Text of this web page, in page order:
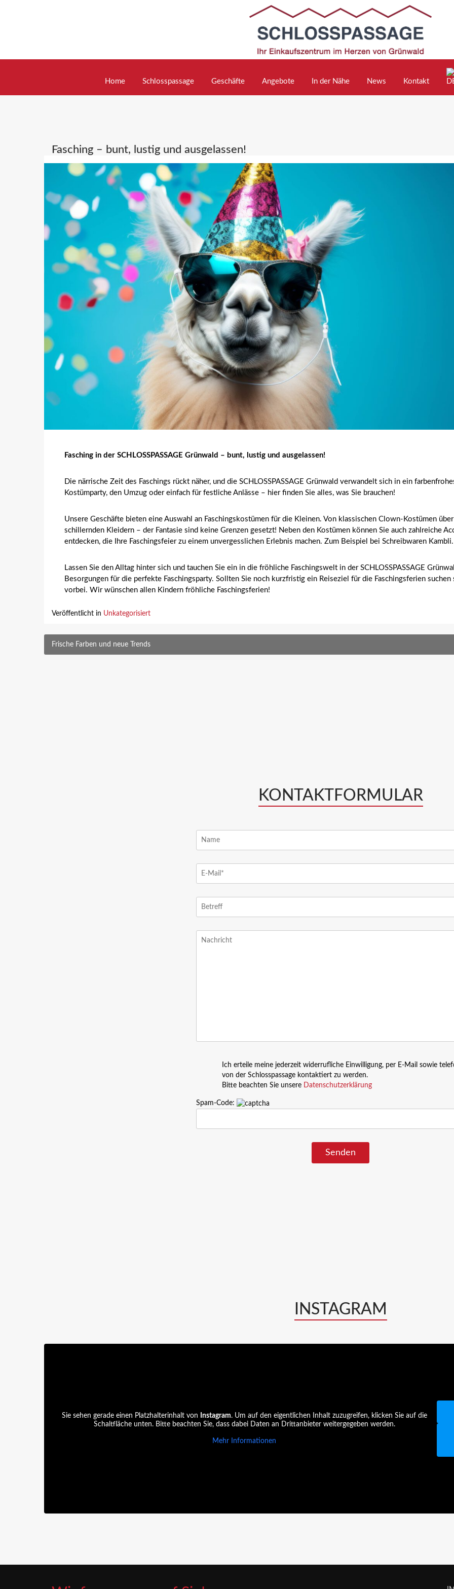
Home Schlosspassage Geschäfte Angebote In der Nähe News Kontakt
Fasching – bunt, lustig und ausgelassen!
Fasching in der SCHLOSSPASSAGE Grünwald – bunt, lustig und ausgelassen!
Die närrische Zeit des Faschings rückt näher, und die SCHLOSSPASSAGE Grünwald verwandelt sich in ein
Kostümparty, den Umzug oder einfach für festliche Anlässe – hier finden Sie alles, was Sie brauchen!
Unsere Geschäfte bieten eine Auswahl an Faschingskostümen für die Kleinen. Von klassischen Clown-Kostümen
schillernden Kleidern – der Fantasie sind keine Grenzen gesetzt! Neben den Kostümen können Sie auch zahlreiche
entdecken, die Ihre Faschingsfeier zu einem unvergesslichen Erlebnis machen. Zum Beispiel bei Schreibwaren Kambli.
Lassen Sie den Alltag hinter sich und tauchen Sie ein in die fröhliche Faschingswelt in der SCHLOSSPASSAGE
Besorgungen für die perfekte Faschingsparty. Sollten Sie noch kurzfristig ein Reiseziel für die Faschingsferien suchen
vorbei. Wir wünschen allen Kindern fröhliche Faschingsferien!
Veröffentlicht in Unkategorisiert
Beitragsnavigation
Frische Farben und neue Trends
KONTAKTFORMULAR
Ich erteile meine jederzeit widerrufliche Einwilligung, per E-Mail sowie
von der Schlosspassage kontaktiert zu werden.
Bitte beachten Sie unsere Datenschutzerklärung
Spam-Code:
INSTAGRAM
Sie sehen gerade einen Platzhalterinhalt von Instagram. Um auf den eigentlichen Inhalt zuzugreifen, klicken Sie auf die
Schaltfläche unten. Bitte beachten Sie, dass dabei Daten an Drittanbieter weitergegeben werden.
Mehr Informationen